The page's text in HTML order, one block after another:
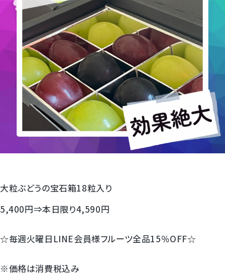
1房からOK！ぶどう狩り
宮崎産パパイヤ
すいか
マスクメロンと季節のフルーツ詰合せ
お試しフルーツ
大粒ぶどうの宝石箱18粒入り
5,400円⇒本日限り4,590円
☆毎週火曜日LINE会員様フルーツ全品15％OFF☆
※価格は消費税込み